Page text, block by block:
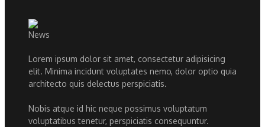
Lorem ipsum dolor sit amet, consectetur adipisicing
elit. Minima incidunt voluptates nemo, dolor optio quia
architecto quis delectus perspiciatis.
Nobis atque id hic neque possimus voluptatum
voluptatibus tenetur, perspiciatis consequuntur.